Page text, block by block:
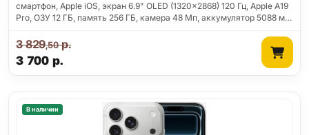
смартфон, Apple iOS, экран 6.9" OLED (1320x2868) 120 Гц, Apple A19
Pro, ОЗУ 12 ГБ, память 256 ГБ, камера 48 Мп, аккумулятор 5088 м…
3 700 р.
3 829,50р.
В наличии